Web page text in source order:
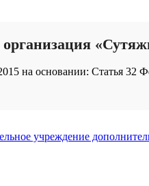
на основании: Статья 32
учреждение